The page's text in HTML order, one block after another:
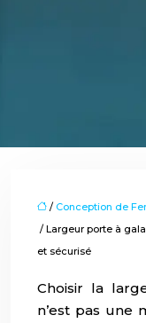
/ Conception de
/ Largeur porte à
et sécurisé
Choisir la
n’est pas une